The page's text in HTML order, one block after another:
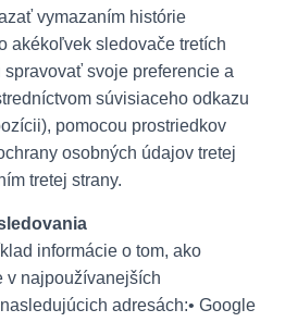
vymazaním histórie
akékoľvek sledovače tretích
svoje preferencie a
súvisiaceho odkazu
pomocou prostriedkov
osobných údajov tretej
tretej strany.
informácie o tom, ako
v najpoužívanejších
adresách:• Google